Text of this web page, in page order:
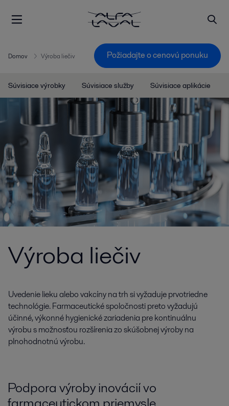
Domov Výroba liečiv Požiadajte o cenovú ponuku
Súvisiace výrobky Súvisiace služby Súvisiace aplikácie
Výroba liečiv
Uvedenie lieku alebo vakcíny na trh si vyžaduje prvotriedne
technológie. Farmaceutické spoločnosti preto vyžadujú
účinné, výkonné hygienické zariadenia pre kontinuálnu
výrobu s možnosťou rozšírenia zo skúšobnej výroby na
plnohodnotnú výrobu.
Podpora výroby inovácií vo